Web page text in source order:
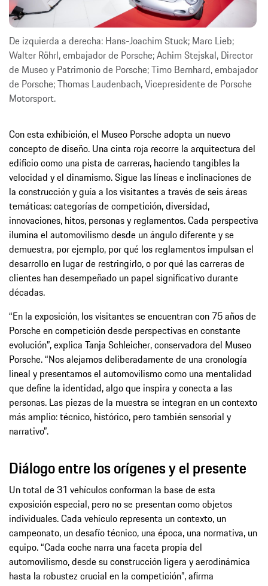
De izquierda a derecha: Hans-Joachim Stuck; Marc Lieb;
Walter Röhrl, embajador de Porsche; Achim Stejskal, Director
de Museo y Patrimonio de Porsche; Timo Bernhard, embajador
de Porsche; Thomas Laudenbach, Vicepresidente de Porsche
Motorsport.
Con esta exhibición, el Museo Porsche adopta un nuevo
concepto de diseño. Una cinta roja recorre la arquitectura del
edificio como una pista de carreras, haciendo tangibles la
velocidad y el dinamismo. Sigue las líneas e inclinaciones de
la construcción y guía a los visitantes a través de seis áreas
temáticas: categorías de competición, diversidad,
innovaciones, hitos, personas y reglamentos. Cada perspectiva
ilumina el automovilismo desde un ángulo diferente y se
demuestra, por ejemplo, por qué los reglamentos impulsan el
desarrollo en lugar de restringirlo, o por qué las carreras de
clientes han desempeñado un papel significativo durante
décadas.
“En la exposición, los visitantes se encuentran con 75 años de
Porsche en competición desde perspectivas en constante
evolución”, explica Tanja Schleicher, conservadora del Museo
Porsche. “Nos alejamos deliberadamente de una cronología
lineal y presentamos el automovilismo como una mentalidad
que define la identidad, algo que inspira y conecta a las
personas. Las piezas de la muestra se integran en un contexto
más amplio: técnico, histórico, pero también sensorial y
narrativo”.
Diálogo entre los orígenes y el presente
Un total de 31 vehículos conforman la base de esta
exposición especial, pero no se presentan como objetos
individuales. Cada vehículo representa un contexto, un
campeonato, un desafío técnico, una época, una normativa, un
equipo. “Cada coche narra una faceta propia del
automovilismo, desde su construcción ligera y aerodinámica
hasta la robustez crucial en la competición”, afirma